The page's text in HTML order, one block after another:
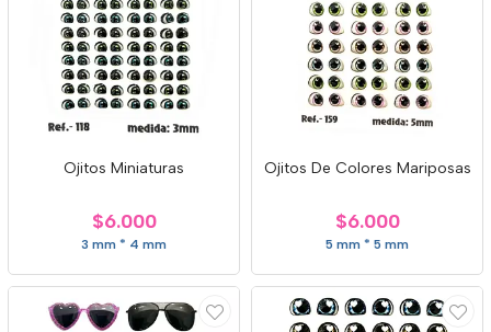
Ojitos Miniaturas
$6.000
3 mm * 4 mm
Ojitos De Colores Mariposas
$6.000
5 mm * 5 mm